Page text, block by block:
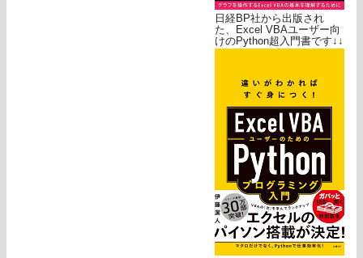
日経BP社から出版され
た、Excel VBAユーザー向
けのPython超入門書です↓↓